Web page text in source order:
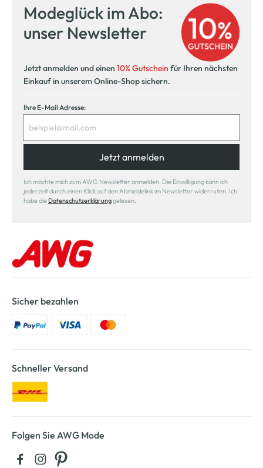
Modeglück im Abo:
unser Newsletter
Jetzt anmelden und einen 10% Gutschein für Ihren nächsten
Einkauf in unserem Online-Shop sichern.
Ihre E-Mail Adresse:
Jetzt anmelden
Ich möchte mich zum AWG Newsletter anmelden. Die Einwilligung kann ich
jederzeit durch einen Klick auf den Abmeldelink im Newsletter widerrufen. Ich
habe die Datenschutzerklärunggelesen.
Sicher bezahlen
Schneller Versand
Folgen Sie AWG Mode